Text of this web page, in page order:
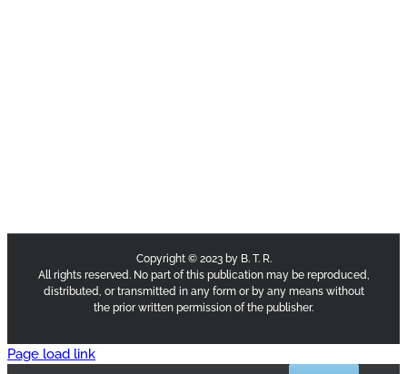
Copyright © 2023 by B. T. R.
All rights reserved. No part of this publication may be reproduced,
distributed, or transmitted in any form or by any means without
the prior written permission of the publisher.
Page load link